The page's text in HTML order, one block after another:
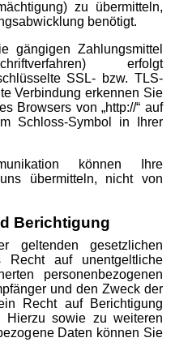
zu übermitteln,
benötigt.
gängigen Zahlungsmittel
erfolgt
SSL- bzw. TLS-
Verbindung erkennen Sie
Browsers von „http://“ auf
Schloss-Symbol in Ihrer
können Ihre
übermitteln, nicht von
Berichtigung
geltenden gesetzlichen
Recht auf unentgeltliche
personenbezogenen
und den Zweck der
Recht auf Berichtigung
Hierzu sowie zu weiteren
Daten können Sie